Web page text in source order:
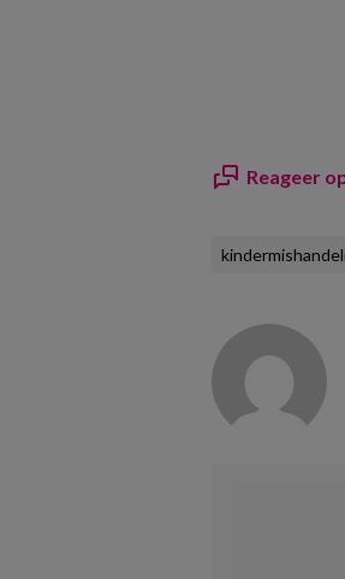
Reageer